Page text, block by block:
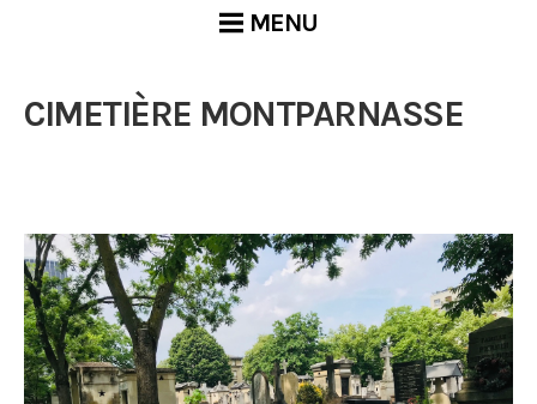
MENU
CIMETIÈRE MONTPARNASSE